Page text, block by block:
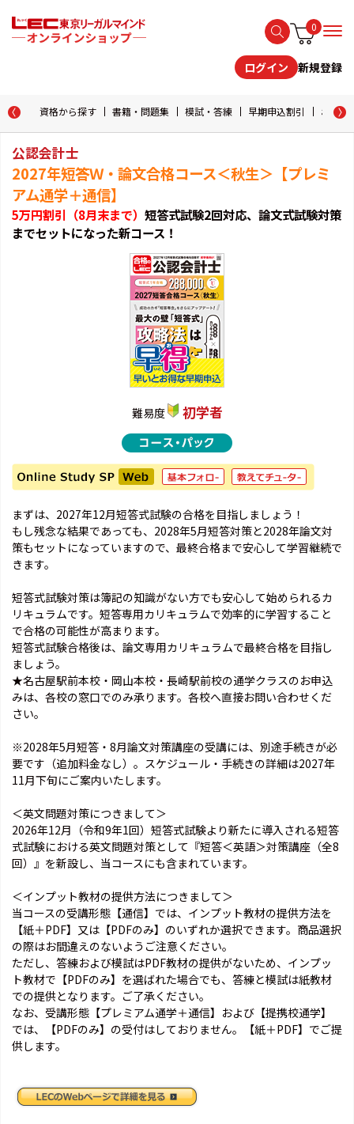
0
ログイン 新規登録
資格から探す 書籍・問題集 模試・答練 早期申込割引 おため
公認会計士
2027年短答Ｗ・論文合格コース＜秋生＞【プレミ
アム通学＋通信】
5万円割引（8月末まで） 短答式試験2回対応、論文式試験対策
までセットになった新コース！
難易度 初学者
まずは、2027年12月短答式試験の合格を目指しましょう！
もし残念な結果であっても、2028年5月短答対策と2028年論文対
策もセットになっていますので、最終合格まで安心して学習継続で
きます。
短答式試験対策は簿記の知識がない方でも安心して始められるカ
リキュラムです。短答専用カリキュラムで効率的に学習すること
で合格の可能性が高まります。
短答式試験合格後は、論文専用カリキュラムで最終合格を目指し
ましょう。
★名古屋駅前本校・岡山本校・長崎駅前校の通学クラスのお申込
みは、各校の窓口でのみ承ります。各校へ直接お問い合わせくだ
さい。
※2028年5月短答・8月論文対策講座の受講には、別途手続きが必
要です（追加料金なし）。スケジュール・手続きの詳細は2027年
11月下旬にご案内いたします。
＜英文問題対策につきまして＞
2026年12月（令和9年1回）短答式試験より新たに導入される短答
式試験における英文問題対策として『短答＜英語＞対策講座（全8
回）』を新設し、当コースにも含まれています。
＜インプット教材の提供方法につきまして＞
当コースの受講形態【通信】では、インプット教材の提供方法を
【紙＋PDF】又は【PDFのみ】のいずれか選択できます。商品選択
の際はお間違えのないようご注意ください。
ただし、答練および模試はPDF教材の提供がないため、インプッ
ト教材で【PDFのみ】を選ばれた場合でも、答練と模試は紙教材
での提供となります。ご了承ください。
なお、受講形態【プレミアム通学＋通信】および【提携校通学】
では、【PDFのみ】の受付はしておりません。【紙＋PDF】でご提
供します。